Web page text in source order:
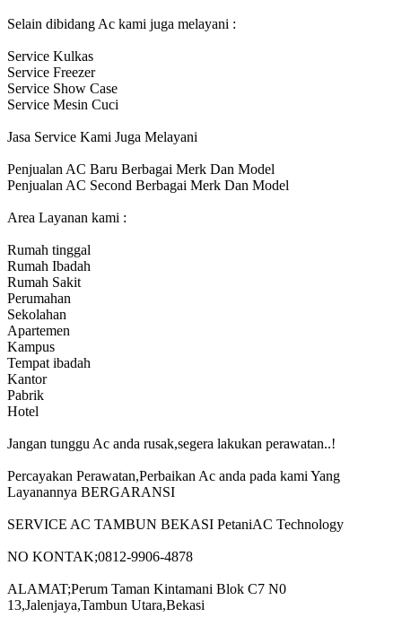
Selain dibidang Ac kami juga melayani :
Service Kulkas
Service Freezer
Service Show Case
Service Mesin Cuci
Jasa Service Kami Juga Melayani
Penjualan AC Baru Berbagai Merk Dan Model
Penjualan AC Second Berbagai Merk Dan Model
Area Layanan kami :
Rumah tinggal
Rumah Ibadah
Rumah Sakit
Perumahan
Sekolahan
Apartemen
Kampus
Tempat ibadah
Kantor
Pabrik
Hotel
Jangan tunggu Ac anda rusak,segera lakukan perawatan..!
Percayakan Perawatan,Perbaikan Ac anda pada kami Yang
Layanannya BERGARANSI
SERVICE AC TAMBUN BEKASI PetaniAC Technology
NO KONTAK;0812-9906-4878
ALAMAT;Perum Taman Kintamani Blok C7 N0
13,Jalenjaya,Tambun Utara,Bekasi